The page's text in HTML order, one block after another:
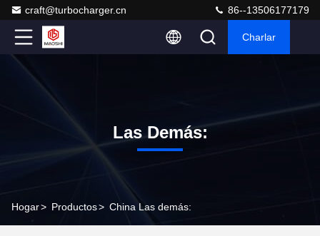
craft@turbocharger.cn 86--13506177179
Charlar
Las Demás:
Hogar> Productos> China Las demás: